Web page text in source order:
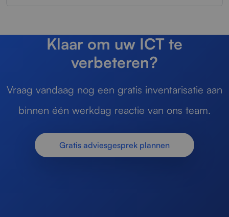
Klaar om uw ICT te
verbeteren?
Vraag vandaag nog een gratis inventarisatie aan
binnen één werkdag reactie van ons team.
Gratis adviesgesprek plannen